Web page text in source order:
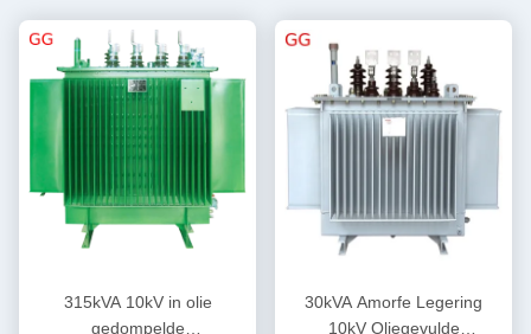
315kVA 10kV in olie
gedompelde
30kVA Amorfe Legering
10kV Oliegevulde